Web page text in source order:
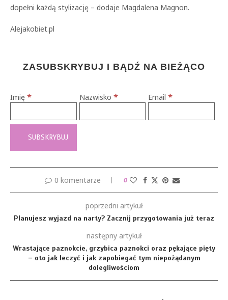
dopełni każdą stylizację – dodaje Magdalena Magnon.
Alejakobiet.pl
ZASUBSKRYBUJ I BĄDŹ NA BIEŻĄCO
Imię * Nazwisko * Email*
0 komentarze 0
poprzedni artykuł
Planujesz wyjazd na narty? Zacznij przygotowania już teraz
następny artykuł
Wrastające paznokcie, grzybica paznokci oraz pękające pięty
– oto jak leczyć i jak zapobiegać tym niepożądanym
dolegliwościom